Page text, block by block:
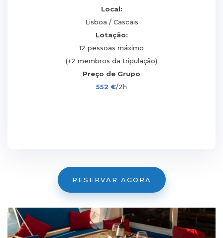
Local:
Lisboa / Cascais
Lotação:
12 pessoas máximo
(+2 membros da tripulação)
Preço de Grupo
552 €/2h
RESERVAR AGORA